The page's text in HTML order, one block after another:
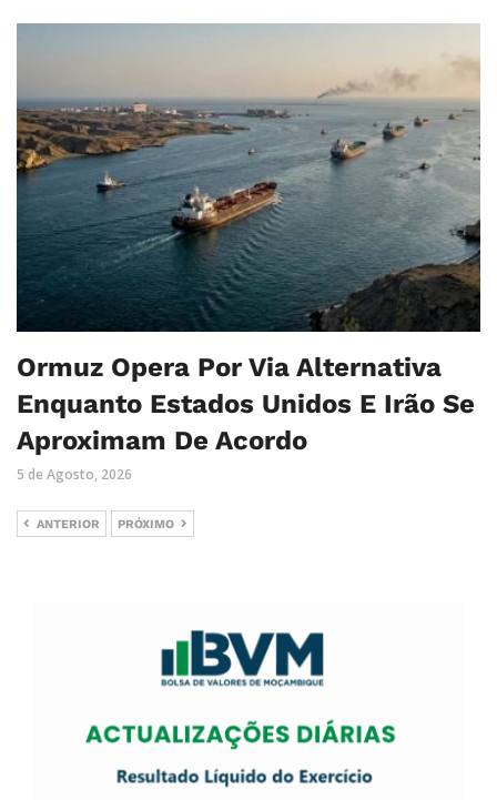
Ormuz Opera Por Via Alternativa
Enquanto Estados Unidos E Irão Se
Aproximam De Acordo
5 de Agosto, 2026
ANTERIOR PRÓXIMO